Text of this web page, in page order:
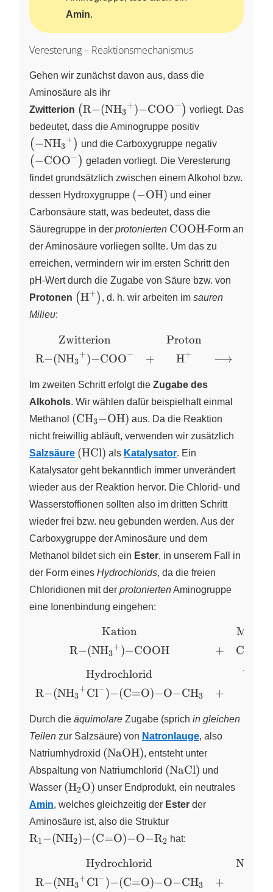
Amin.
Veresterung – Reaktionsmechanismus
Gehen wir zunächst davon aus, dass die
Aminosäure als ihr
Zwitterion \left( \ce{R-(NH3^{+})-COO^{-}}
(R−(NHX
3 X
+)−COO X
− ) vorliegt. Das
bedeutet, dass die Aminogruppe positiv
NH3^{+}}
\right)
(−NHX
3 X
+ ) und die Carboxygruppe negativ
COO^{-}}
\right)
(−COO X
− ) geladen vorliegt. Die Veresterung
findet grundsätzlich zwischen einem Alkohol bzw.
dessen Hydroxygruppe \left( \ce{-OH} \right)
(−OH) und einer
Carbonsäure statt, was bedeutet, dass die
Säuregruppe in der protonierten \ce{COOH}
COOH-Form an
der Aminosäure vorliegen sollte. Um das zu
erreichen, vermindern wir im ersten Schritt den
pH-Wertdurch die Zugabe von Säure bzw. von
Protonen \left( \ce{H+} \right)
(H X
+ ) , d. h. wir arbeiten im sauren
Milieu:
\begin{array}
{ccccc}
\text{Zwitterion}
& &
\text{Proton} &
\\[4pt] \ce{R-
(NH3^{+})-
COO^{-}} & +
& \ce{H+} &
\longrightarrow
& \ce{R-
(NH3^{+})-
COOH}
\end{array}
Zwitterion
R−(NHX
3 X
+)−COO− +
Proton
H X
+ ⟶
Im zweiten Schritt erfolgt die Zugabe des
Alkohols. Wir wählen dafür beispielhaft einmal
Methanol \left( \ce{CH3-OH} \right)
(CHX
3−OH) aus. Da die Reaktion
nicht freiwillig abläuft, verwenden wir zusätzlich
Salzsäure \left( \ce{HCl} \right)
(HCl) als Katalysator. Ein
Katalysator geht bekanntlich immer unverändert
wieder aus der Reaktion hervor. Die Chlorid- und
Wasserstoffionen sollten also im dritten Schritt
wieder frei bzw. neu gebunden werden. Aus der
Carboxygruppe der Aminosäure und dem
Methanol bildet sich ein Ester, in unserem Fall in
der Form eines Hydrochlorids, da die freien
Chloridionen mit der protoniertenAminogruppe
eine Ionenbindung eingehen:
{cccccc}
\text{Kation} & &
\text{Methanol} &
& \text{Salzsäure}
& \\[4pt] \ce{R-
(NH3^{+})-COOH}
& + & \ce{CH3-
OH} & + &
\ce{HCl} &
\longrightarrow \\
[8pt]
\text{Hydrochlorid}
& & \text{Wasser}
& & \text{Proton}
& \\[4pt] \ce{R-
(NH3^{+}Cl^{-})-
(C=O)-O-CH3} &
+ & \ce{H2O} & +
Kation
R−(NHX
3X
+)−COOH
Hydrochlorid
R−(NHX
3 X
+ClX
−)−(C=O)−O−CHX
3
+
+
CH
Durch die äquimolare Zugabe (sprich in gleichen
Teilen zur Salzsäure) von Natronlauge, also
Natriumhydroxid \left( \ce{NaOH} \right)
(NaOH), entsteht unter
Abspaltung von Natriumchlorid \left( \ce{NaCl}
(NaCl) und
Wasser \left( \ce{H2O} \right)
(HX
2O) unser Endprodukt, ein neutrales
Amin, welches gleichzeitig der Ester der
Aminosäure ist, also die Struktur
(NH2)-
RX
1−(NHX
2)−(C=O)−O−RX
2 hat:
\begin{array}{cccccc}
\text{Hydrochlorid} &
Hydrochlorid
R−(NHX
3X
+ClX
−)−(C=O)−O−CHX
3 +